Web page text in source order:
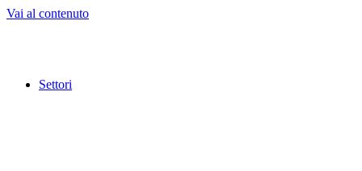
Vai al contenuto
Settori